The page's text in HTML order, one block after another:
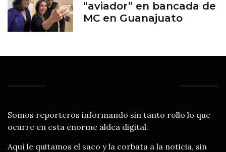
“aviador” en bancada de
MC en Guanajuato
Somos reporteros informando sin tanto rollo lo que
ocurre en esta enorme aldea digital.
Aquí le quitamos el saco y la corbata a la noticia, sin